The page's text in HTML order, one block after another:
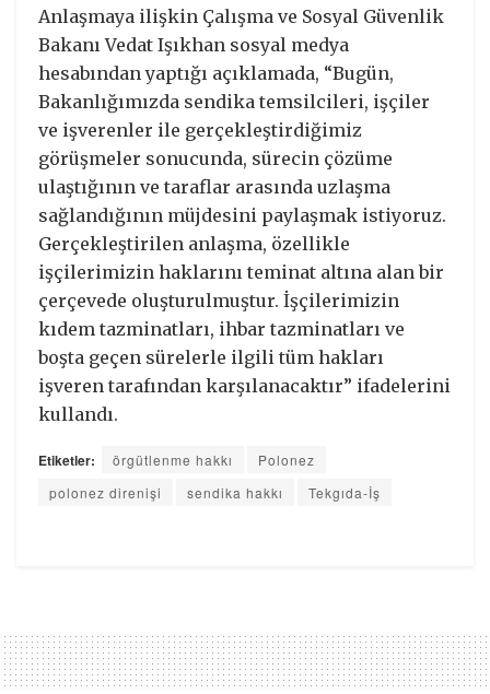
Anlaşmaya ilişkin Çalışma ve Sosyal Güvenlik
Bakanı Vedat Işıkhan sosyal medya
hesabından yaptığı açıklamada, “Bugün,
Bakanlığımızda sendika temsilcileri, işçiler
ve işverenler ile gerçekleştirdiğimiz
görüşmeler sonucunda, sürecin çözüme
ulaştığının ve taraflar arasında uzlaşma
sağlandığının müjdesini paylaşmak istiyoruz.
Gerçekleştirilen anlaşma, özellikle
işçilerimizin haklarını teminat altına alan bir
çerçevede oluşturulmuştur. İşçilerimizin
kıdem tazminatları, ihbar tazminatları ve
boşta geçen sürelerle ilgili tüm hakları
işveren tarafından karşılanacaktır” ifadelerini
kullandı.
Etiketler: örgütlenme hakkı
Polonez
polonez direnişi
sendika hakkı Tekgıda-İş